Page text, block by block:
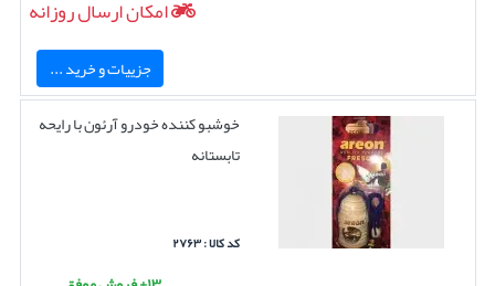
امکان ارسال روزانه
جزییات و خرید ...
خوشبو کننده خودرو آرئون با رایحه
تابستانه
کد کالا : ۲۷۶۳